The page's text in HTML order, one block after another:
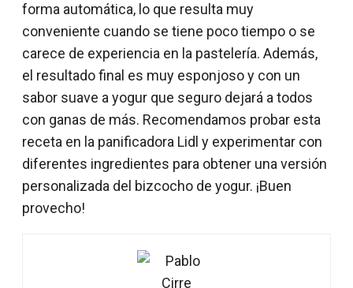
forma automática, lo que resulta muy
conveniente cuando se tiene poco tiempo o se
carece de experiencia en la pastelería. Además,
el resultado final es muy esponjoso y con un
sabor suave a yogur que seguro dejará a todos
con ganas de más. Recomendamos probar esta
receta en la panificadora Lidl y experimentar con
diferentes ingredientes para obtener una versión
personalizada del bizcocho de yogur. ¡Buen
provecho!